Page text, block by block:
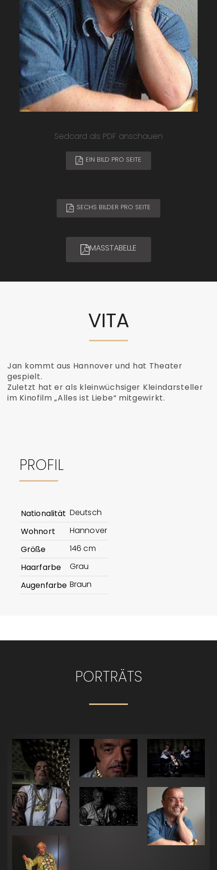
Sedcard als PDF anschauen
EIN BILD PRO SEITE
SECHS BILDER PRO SEITE
MASSTABELLE
VITA
Jan kommt aus Hannover und hat Theater
gespielt.
Zuletzt hat er als kleinwüchsiger Kleindarsteller
im Kinofilm „Alles ist Liebe“ mitgewirkt.
PROFIL
Nationalität Deutsch
Wohnort
Hannover
Größe
146 cm
Haarfarbe
Grau
Augenfarbe Braun
PORTRÄTS